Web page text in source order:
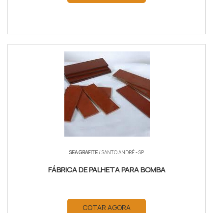
SEA GRAFITE/ SANTO ANDRÉ - SP
FÁBRICA DE PALHETA PARA BOMBA
COTAR AGORA